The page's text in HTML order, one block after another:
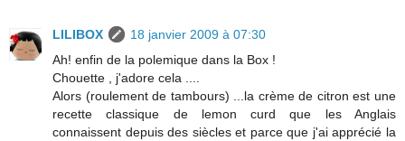
LILIBOX
18 janvier 2009 à 07:30
Ah! enfin de la polemique dans la Box !
Chouette , j'adore cela ....
Alors (roulement de tambours) ...la crème de citron est une
recette classique de lemon curd que les Anglais
connaissent depuis des siècles et parce que j'ai apprécié la